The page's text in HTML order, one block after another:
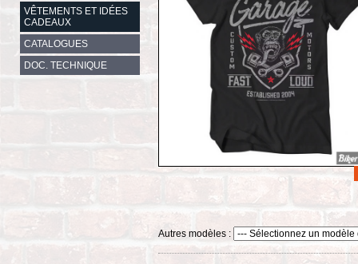
VÊTEMENTS ET IDÉES
CADEAUX
CATALOGUES
DOC. TECHNIQUE
Autres modèles :